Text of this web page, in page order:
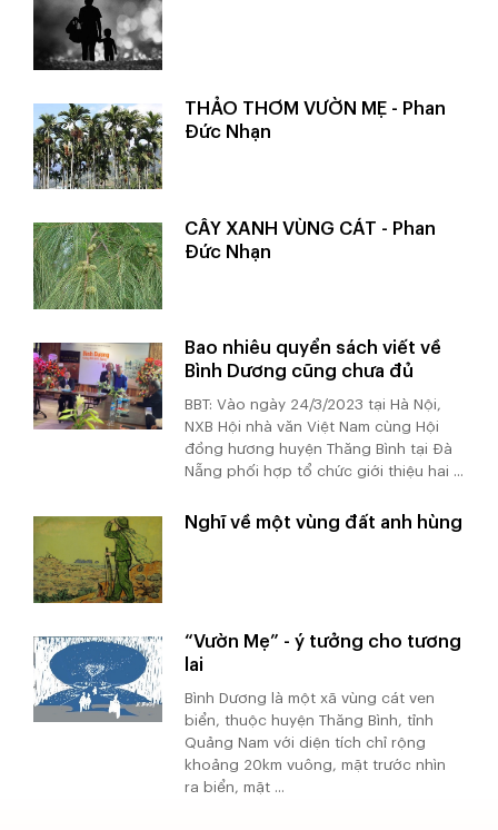
THẢO THƠM VƯỜN MẸ - Phan
Đức Nhạn
CÂY XANH VÙNG CÁT - Phan
Đức Nhạn
Bao nhiêu quyển sách viết về
Bình Dương cũng chưa đủ
BBT: Vào ngày 24/3/2023 tại Hà Nội,
NXB Hội nhà văn Việt Nam cùng Hội
đồng hương huyện Thăng Bình tại Đà
Nẵng phối hợp tổ chức giới thiệu hai ...
Nghĩ về một vùng đất anh hùng
“Vườn Mẹ” - ý tưởng cho tương
lai
Bình Dương là một xã vùng cát ven
biển, thuộc huyện Thăng Bình, tỉnh
Quảng Nam với diện tích chỉ rộng
khoảng 20km vuông, mặt trước nhìn
ra biển, mặt ...